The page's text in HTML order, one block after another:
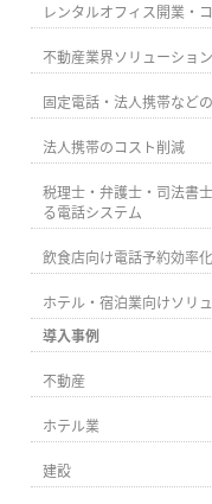
レンタルオフィス開業・
不動産業界ソリューション
固定電話・法人携帯など
法人携帯のコスト削減
税理士・弁護士・司法書
る電話システム
飲食店向け電話予約効率
ホテル・宿泊業向けソリ
導入事例
不動産
ホテル業
建設